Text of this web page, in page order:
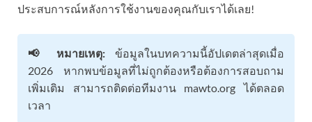
ประสบการณ์หลังการใช้งานของคุณกับเราได้เลย!
📢 หมายเหตุ: ข้อมูลในบทความนี้อัปเดตล่าสุดเมื่อ
2026 หากพบข้อมูลที่ไม่ถูกต้องหรือต้องการสอบถาม
เพิ่มเติม สามารถติดต่อทีมงาน mawto.org ได้ตลอด
เวลา